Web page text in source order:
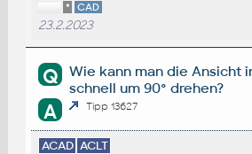
* CAD
23.2.2023
Q
Wie kann man die Ansicht
schnell um 90° drehen?
A Tipp 13627
ACAD ACLT